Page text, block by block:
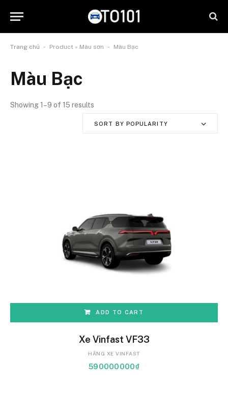
Trang chủ - Product » Màu sơn - Màu Bạc
Màu Bạc
Showing 1–9 of 15 results
SORT BY POPULARITY
ADD TO CART
Xe Vinfast VF33
HÃNG XE VINFAST
590000000₫